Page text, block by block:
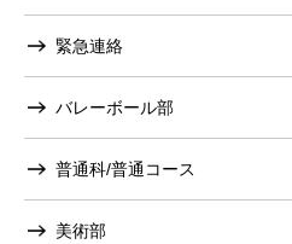
緊急連絡
バレーボール部
普通科/普通コース
美術部